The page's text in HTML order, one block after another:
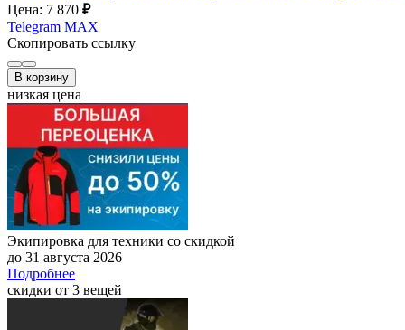
Цена: 7 870 ₽
Telegram MAX
Скопировать ссылку
В корзину
низкая цена
Экипировка для техники со скидкой
до 31 августа 2026
Подробнее
скидки от 3 вещей